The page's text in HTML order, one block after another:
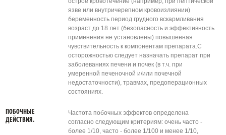
язве или внутричерепном кровоизлиянии)
беременность период грудного вскармливания
возраст до 18 лет (безопасность и эффективность
применения не установлены) повышенная
чувствительность к компонентам препарата.С
осторожностью следует назначать препарат при
заболеваниях печени и почек (в т.ч. при
умеренной печеночной и/или почечной
недостаточности), травмах, предоперационных
состояниях.
ПОБОЧНЫЕ
ДЕЙСТВИЯ.
Частота побочных эффектов определена
согласно следующим критериям: очень часто -
более 1/10, часто - более 1/100 и менее 1/10,